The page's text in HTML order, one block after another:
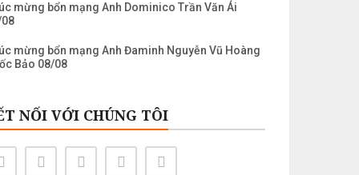
mừng bổn mạng Anh Dominico Trần Văn Ái
mừng bổn mạng Anh Đaminh Nguyễn Vũ Hoàng
Bảo 08/08
10/08
10/08
NỐI VỚI CHÚNG TÔI